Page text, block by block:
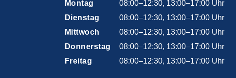
Montag
08:00–12:30, 13:00–17:00 Uhr
Dienstag
08:00–12:30, 13:00–17:00 Uhr
Mittwoch
08:00–12:30, 13:00–17:00 Uhr
Donnerstag
08:00–12:30, 13:00–17:00 Uhr
Freitag
08:00–12:30, 13:00–17:00 Uhr